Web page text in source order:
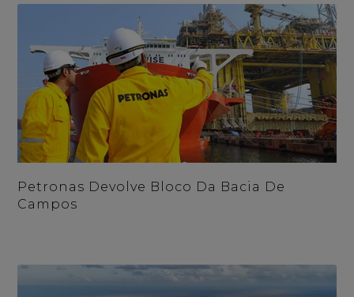
Petronas Devolve Bloco Da Bacia De
Campos